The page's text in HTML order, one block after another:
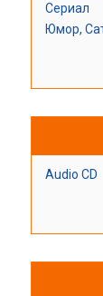
Сериал
Юмор,
Audio CD